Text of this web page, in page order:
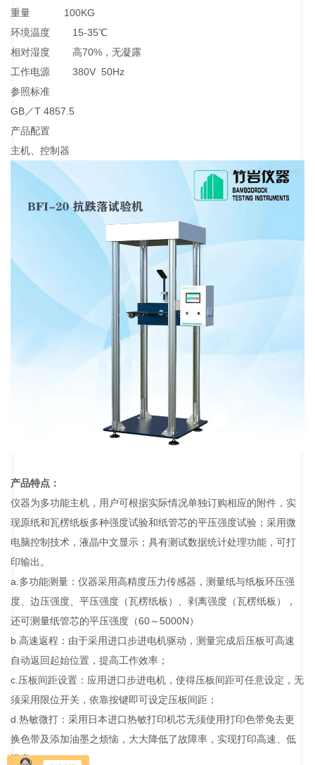
重量 100KG
环境温度 15-35℃
相对湿度 高70%，无凝露
工作电源 380V 50Hz
参照标准
GB／T 4857.5
产品配置
主机、控制器
产品特点：
仪器为多功能主机，用户可根据实际情况单独订购相应的附件，实
现原纸和瓦楞纸板多种强度试验和纸管芯的平压强度试验；采用微
电脑控制技术，液晶中文显示；具有测试数据统计处理功能，可打
印输出。
a.多功能测量：仪器采用高精度压力传感器，测量纸与纸板环压强
度、边压强度、平压强度（瓦楞纸板）、剥离强度（瓦楞纸板），
还可测量纸管芯的平压强度（60～5000N）
b.高速返程：由于采用进口步进电机驱动，测量完成后压板可高速
自动返回起始位置，提高工作效率；
c.压板间距设置：应用进口步进电机，使得压板间距可任意设定，无
须采用限位开关，依靠按键即可设定压板间距；
d.热敏微打：采用日本进口热敏打印机芯无须使用打印色带免去更
换色带及添加油墨之烦恼，大大降低了故障率，实现打印高速、低
噪音。